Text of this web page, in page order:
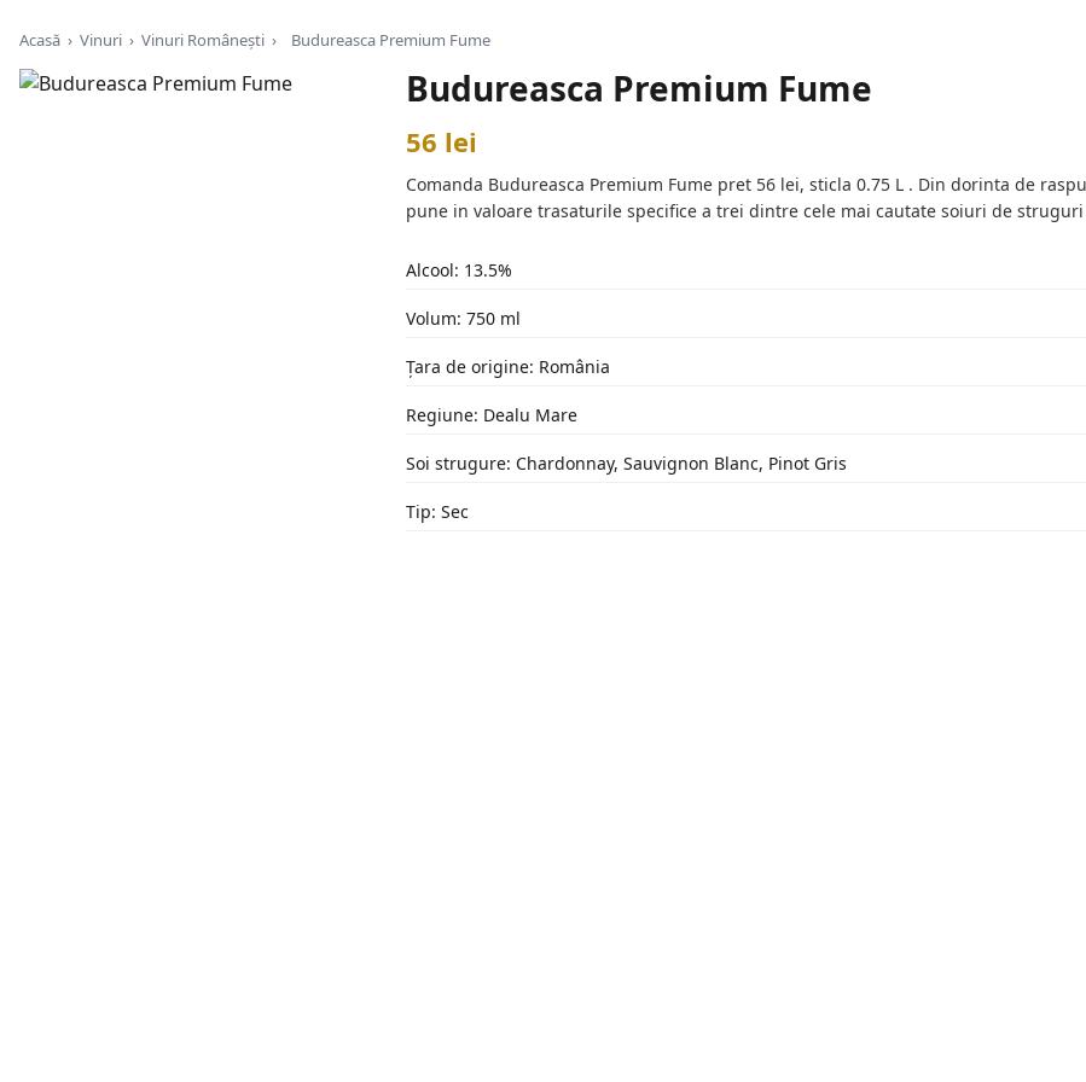
Acasă › Vinuri › Vinuri Românești › Budureasca Premium Fume
Budureasca Premium Fume
56 lei
Comanda Budureasca Premium Fume pret 56 lei, sticla 0.75 L . Din dorinta de
pune in valoare trasaturile specifice a trei dintre cele mai cautate soiuri de struguri
Alcool: 13.5%
Volum: 750 ml
Țara de origine: România
Regiune: Dealu Mare
Soi strugure: Chardonnay, Sauvignon Blanc, Pinot Gris
Tip: Sec